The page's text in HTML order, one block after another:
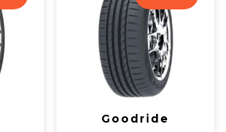
Goodride